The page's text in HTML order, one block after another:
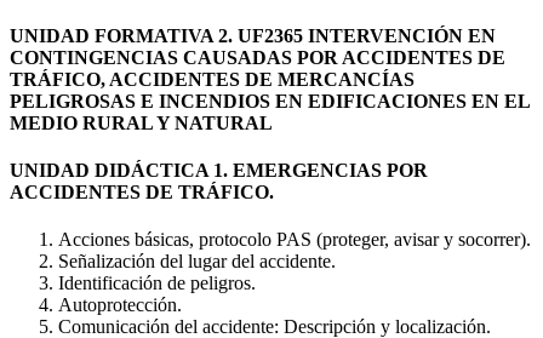
UNIDAD FORMATIVA 2. UF2365 INTERVENCIÓN EN
CONTINGENCIAS CAUSADAS POR ACCIDENTES DE
TRÁFICO, ACCIDENTES DE MERCANCÍAS
PELIGROSAS E INCENDIOS EN EDIFICACIONES EN EL
MEDIO RURAL Y NATURAL
UNIDAD DIDÁCTICA 1. EMERGENCIAS POR
ACCIDENTES DE TRÁFICO.
Acciones básicas, protocolo PAS (proteger, avisar y socorrer).
Señalización del lugar del accidente.
Identificación de peligros.
Autoprotección.
Comunicación del accidente: Descripción y localización.